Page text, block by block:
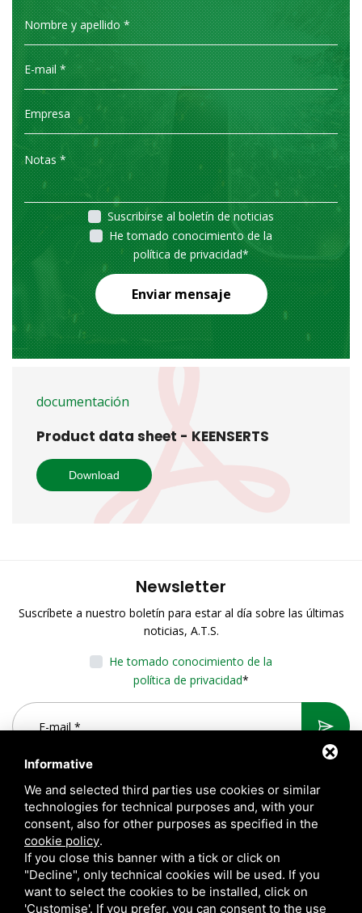
Suscribirse al boletín de noticias
He tomado conocimiento de la
política de privacidad*
Enviar mensaje
documentación
Product data sheet - KEENSERTS
Download
Newsletter
Suscríbete a nuestro boletín para estar al día sobre las últimas
noticias, A.T.S.
He tomado conocimiento de la
política de privacidad*
A.T.S. S.r.l. Via del Mangano, 4/A 40023 Castel Guelfo di Bologna
Informative
We and selected third parties use cookies or similar
technologies for technical purposes and, with your
consent, also for other purposes as specified in the
cookie policy.
If you close this banner with a tick or click on
"Decline", only technical cookies will be used. If you
want to select the cookies to be installed, click on
'Customise'. If you prefer, you can consent to the use